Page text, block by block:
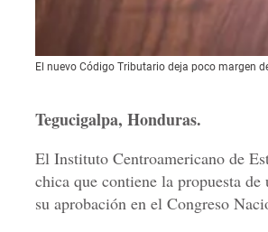
El nuevo Código Tributario deja poco margen
Tegucigalpa, Honduras.
El Instituto Centroamericano de
chica que contiene la propuesta
su aprobación en el Congreso